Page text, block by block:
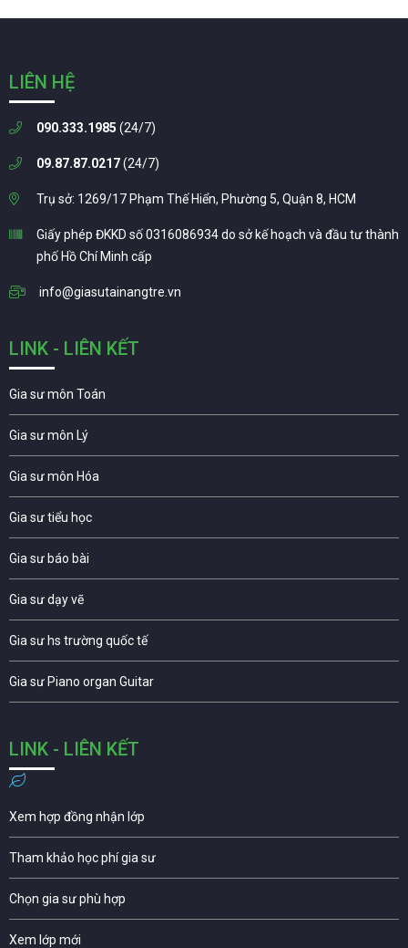
LIÊN HỆ
090.333.1985 (24/7)
09.87.87.0217(24/7)
Trụ sở: 1269/17 Phạm Thế Hiển, Phường 5, Quận 8, HCM
Giấy phép ĐKKD số 0316086934 do sở kế hoạch và đầu tư thành
phố Hồ Chí Minh cấp
info@giasutainangtre.vn
LINK - LIÊN KẾT
Gia sư môn Toán
Gia sư môn Lý
Gia sư môn Hóa
Gia sư tiểu học
Gia sư báo bài
Gia sư dạy vẽ
Gia sư hs trường quốc tế
Gia sư Piano organ Guitar
LINK - LIÊN KẾT
Xem hợp đồng nhận lớp
Tham khảo học phí gia sư
Chọn gia sư phù hợp
Xem lớp mới